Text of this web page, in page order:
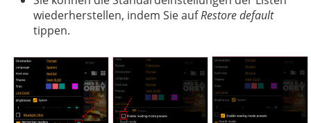
wiederherstellen, indem Sie aufRestore default
tippen.